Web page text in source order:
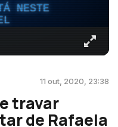
NESTE
11 out, 2020, 23:38
travar
de Rafaela